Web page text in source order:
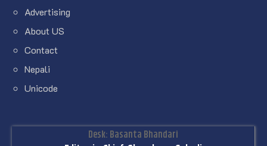
Advertising
About US
Contact
Nepali
Unicode
Desk: Basanta Bhandari